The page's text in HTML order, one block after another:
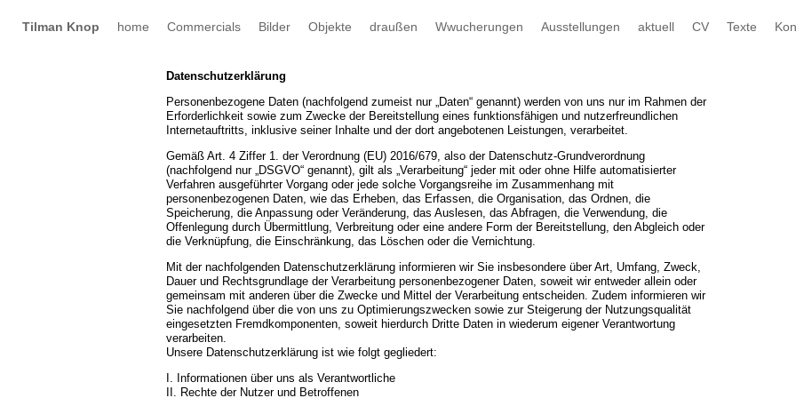
Tilman Knop home Commercials Bilder Objekte draußen Wwucherungen Ausstellungen aktuell CV Texte
Datenschutzerklärung
Personenbezogene Daten (nachfolgend zumeist nur „Daten“ genannt) werden von uns nur im Rahmen der
Erforderlichkeit sowie zum Zwecke der Bereitstellung eines funktionsfähigen und nutzerfreundlichen
Internetauftritts, inklusive seiner Inhalte und der dort angebotenen Leistungen, verarbeitet.
Gemäß Art. 4 Ziffer 1. der Verordnung (EU) 2016/679, also der Datenschutz-Grundverordnung
(nachfolgend nur „DSGVO“ genannt), gilt als „Verarbeitung“ jeder mit oder ohne Hilfe automatisierter
Verfahren ausgeführter Vorgang oder jede solche Vorgangsreihe im Zusammenhang mit
personenbezogenen Daten, wie das Erheben, das Erfassen, die Organisation, das Ordnen, die
Speicherung, die Anpassung oder Veränderung, das Auslesen, das Abfragen, die Verwendung, die
Offenlegung durch Übermittlung, Verbreitung oder eine andere Form der Bereitstellung, den Abgleich oder
die Verknüpfung, die Einschränkung, das Löschen oder die Vernichtung.
Mit der nachfolgenden Datenschutzerklärung informieren wir Sie insbesondere über Art, Umfang, Zweck,
Dauer und Rechtsgrundlage der Verarbeitung personenbezogener Daten, soweit wir entweder allein oder
gemeinsam mit anderen über die Zwecke und Mittel der Verarbeitung entscheiden. Zudem informieren wir
Sie nachfolgend über die von uns zu Optimierungszwecken sowie zur Steigerung der Nutzungsqualität
eingesetzten Fremdkomponenten, soweit hierdurch Dritte Daten in wiederum eigener Verantwortung
verarbeiten.
Unsere Datenschutzerklärung ist wie folgt gegliedert:
I. Informationen über uns als Verantwortliche
II. Rechte der Nutzer und Betroffenen